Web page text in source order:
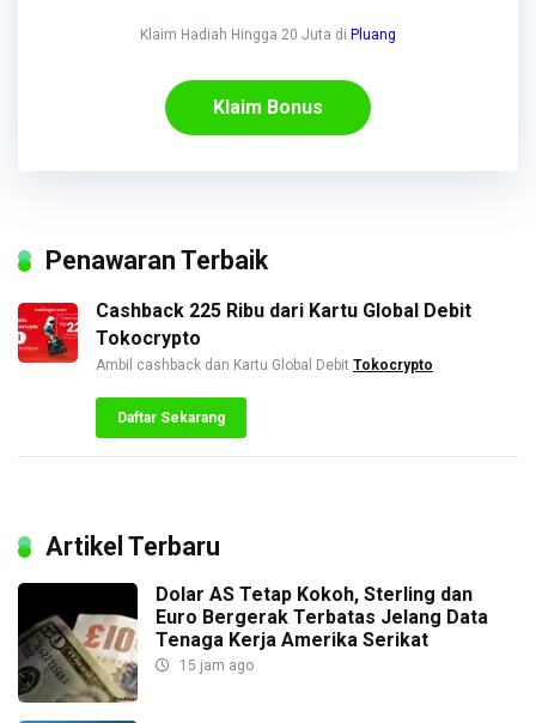
Klaim Hadiah Hingga 20 Juta di Pluang
Klaim Bonus
Penawaran Terbaik
Cashback 225 Ribu dari Kartu Global Debit
Tokocrypto
Ambil cashback dan Kartu Global Debit Tokocrypto
Daftar Sekarang
Artikel Terbaru
Dolar AS Tetap Kokoh, Sterling dan
Euro Bergerak Terbatas Jelang Data
Tenaga Kerja Amerika Serikat
15 jam ago